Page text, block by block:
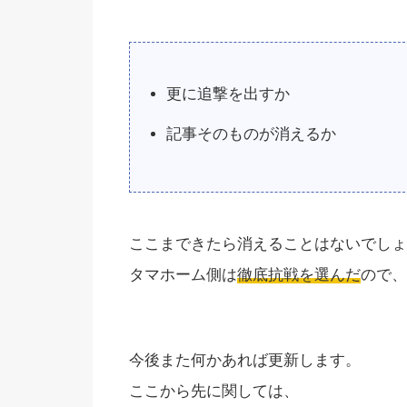
更に追撃を出すか
記事そのものが消えるか
ここまできたら消えることはないでし
タマホーム側は徹底抗戦を選んだので、
今後また何かあれば更新します。
ここから先に関しては、